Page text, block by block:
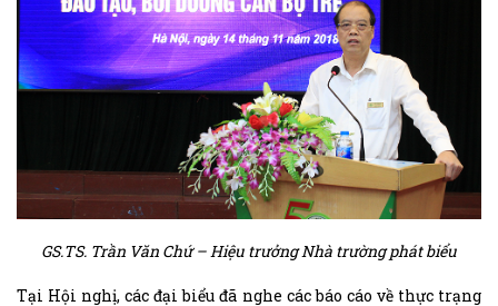
GS.TS. Trần Văn Chứ – Hiệu trưởng Nhà trường phát biểu
Tại Hội nghị, các đại biểu đã nghe các báo cáo về thực trạng